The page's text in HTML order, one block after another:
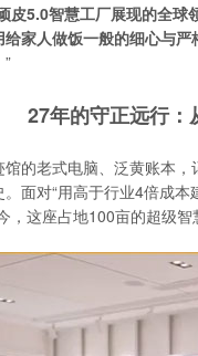
皮5.0智慧工厂展现的全球
家人做饭一般的细心与
”
27年的守正远行：
的老式电脑、泛黄账本
面对“用高于行业4倍成
，这座占地100亩的超级智